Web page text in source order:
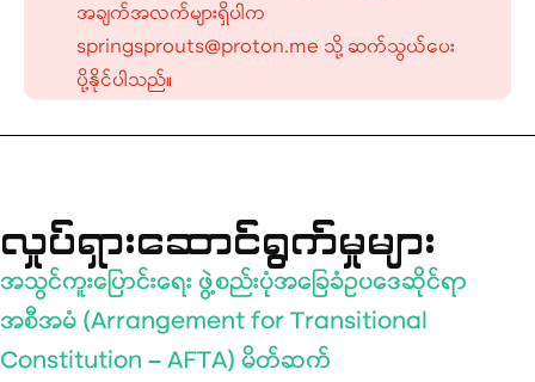
အချက်အလက်များရှိပါက
springsprouts@proton.me သို့ ဆက်သွယ်ပေး
ပို့နိုင်ပါသည်။
လှုပ်ရှားဆောင်ရွက်မှုများ
အသွင်ကူးပြောင်းရေး ဖွဲ့စည်းပုံအခြေခံဥပဒေဆိုင်ရာ
အစီအမံ (Arrangement for Transitional
Constitution – AFTA) မိတ်ဆက်